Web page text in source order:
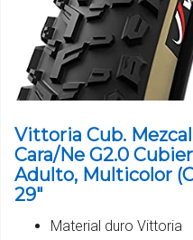
Vittoria Cub.
Cara/Ne G2.0
Adulto, Multicolor
29"
Material duro Vittoria